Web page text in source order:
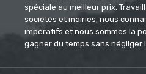
spéciale au meilleur prix.
sociétés et mairies, nous
impératifs et nous sommes là
gagner du temps sans négliger